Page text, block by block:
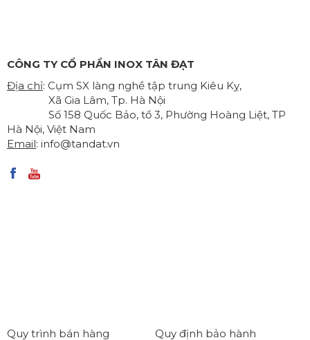
CÔNG TY CỔ PHẦN INOX TÂN ĐẠT
Địa chỉ: Cụm SX làng nghề tập trung Kiêu Kỵ,
Xã Gia Lâm, Tp. Hà Nội
Số 158 Quốc Bảo, tổ 3, Phường Hoàng Liệt, TP
Hà Nội, Việt Nam
Email: info@tandat.vn
Quy trình bán hàng Quy định bảo hành